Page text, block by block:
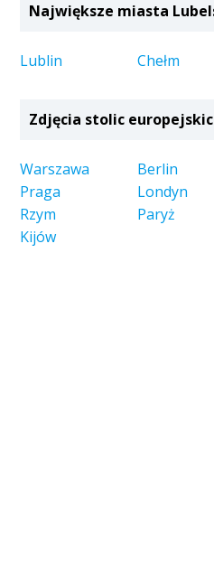
Największe miasta
Lublin Chełm
Zdjęcia stolic
Warszawa Berlin
Praga
Londyn
Rzym
Paryż
Kijów